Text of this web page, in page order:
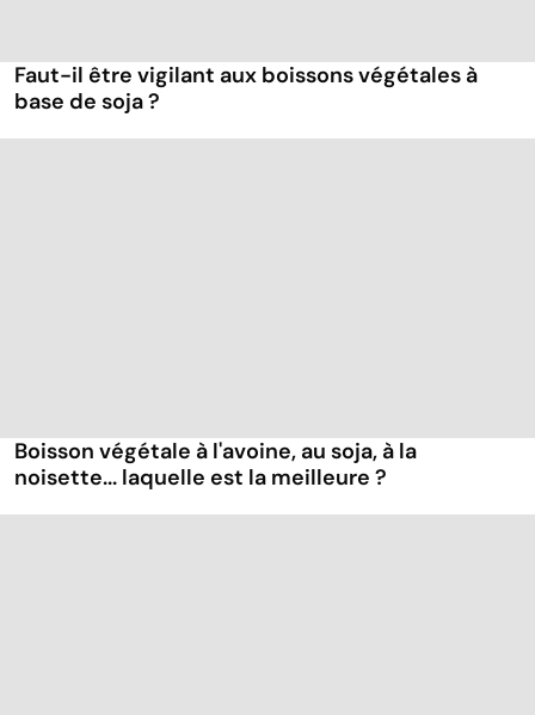
Faut-il être vigilant aux boissons végétales à
base de soja ?
Boisson végétale à l'avoine, au soja, à la
noisette... laquelle est la meilleure ?